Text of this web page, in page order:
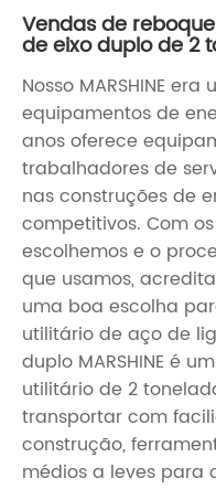
Vendas de
de eixo duplo de 2
Nosso MARSHINE
equipamentos de
anos oferece
trabalhadores de
nas construções de
competitivos. Com
escolhemos e o
que usamos,
uma boa escolha
utilitário de aço de
duplo MARSHINE é
utilitário de 2
transportar com
construção,
médios a leves para